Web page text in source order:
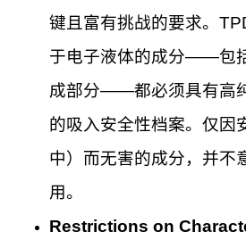
键且富有挑战的要求。
于电子液体的成分——包
成部分——都必须具有高
的吸入安全性档案。仅因
中）而无害的成分，并不
用。
Restrictions on